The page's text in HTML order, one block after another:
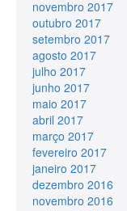
novembro 2017
outubro 2017
setembro 2017
agosto 2017
julho 2017
junho 2017
maio 2017
abril 2017
março 2017
fevereiro 2017
janeiro 2017
dezembro 2016
novembro 2016